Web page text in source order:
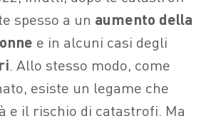
spesso a un aumento della
e in alcuni casi degli
. Allo stesso modo, come
esiste un legame che
e il rischio di catastrofi. Ma